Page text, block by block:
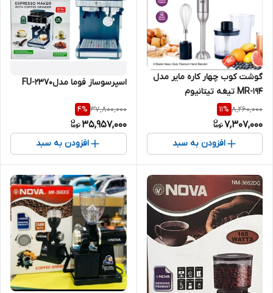
گوشت کوب چهار کاره مایر مدل
MR-194 تیغه تیتانیوم
8,260,000
11%
7,307,000
افزودن به سبد
اسپرسوساز فوما مدلFU-2370
37,800,000
4%
35,957,000
افزودن به سبد